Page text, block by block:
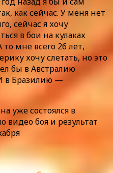
как сейчас. У меня нет
сейчас я хочу
в бои на кулаках
мне всего 26 лет,
хочу слетать, но это
бы в Австралию
в Бразилию —
уже состоялся в
видео боя и результат